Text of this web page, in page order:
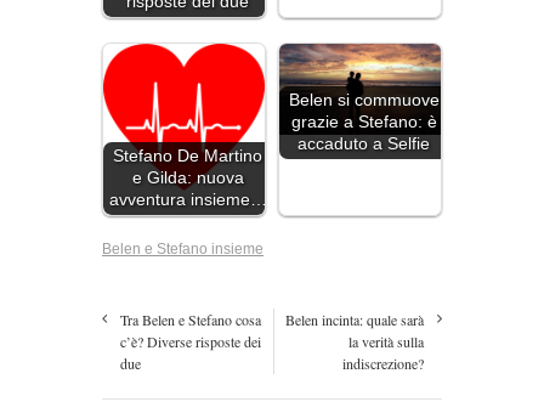
Stefano De Martino
e Gilda: nuova
avventura insieme…
Belen si commuove
grazie a Stefano: è
accaduto a Selfie
Belen e Stefano insieme
Tra Belen e Stefano cosa
c’è? Diverse risposte dei
due
Belen incinta: quale sarà
la verità sulla
indiscrezione?